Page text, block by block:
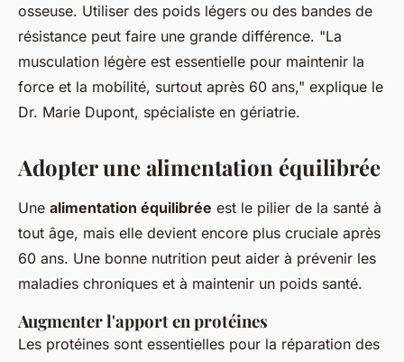
osseuse. Utiliser des poids légers ou des bandes de
résistance peut faire une grande différence. "La
musculation légère est essentielle pour maintenir la
force et la mobilité, surtout après 60 ans," explique le
Dr. Marie Dupont, spécialiste en gériatrie.
Adopter une alimentation équilibrée
Une alimentation équilibrée est le pilier de la santé à
tout âge, mais elle devient encore plus cruciale après
60 ans. Une bonne nutrition peut aider à prévenir les
maladies chroniques et à maintenir un poids santé.
Augmenter l'apport en protéines
Les protéines sont essentielles pour la réparation des